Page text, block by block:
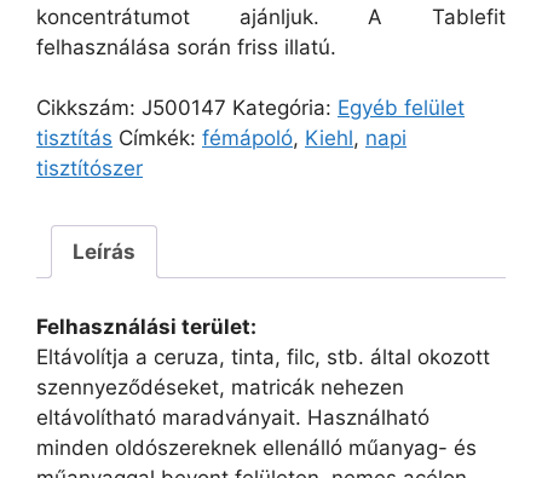
koncentrátumot ajánljuk. A Tablefit
felhasználása során friss illatú.
Cikkszám: J500147 Kategória: Egyéb felület
tisztítás Címkék: fémápoló, Kiehl, napi
tisztítószer
Leírás
Felhasználási terület:
Eltávolítja a ceruza, tinta, filc, stb. által okozott
szennyeződéseket, matricák nehezen
eltávolítható maradványait. Használható
minden oldószereknek ellenálló műanyag- és